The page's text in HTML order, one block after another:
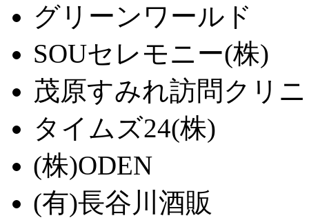
グリーンワールド
SOUセレモニー(株)
茂原すみれ訪問クリ
タイムズ24(株)
(株)ODEN
(有)長谷川酒販